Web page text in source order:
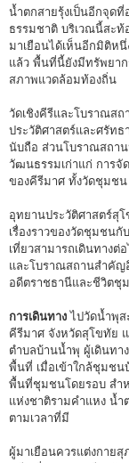
น้ำตกสายรุ้งเป็นอีกจุด
ธรรมชาติ บริเวณนี้สะ
มาเยือนได้เห็นอีกมิติห
แล้ว พื้นที่นี้ยังมีทรัพยาก
สภาพแวดล้อมท้องถิ่น
วัดเชิงคีรีและโบราณส
ประวัติศาสตร์และศรัทธ
นับถือ ส่วนโบราณสถาน
วัฒนธรรมเก่าแก่ การจั
ของคีรีมาศ ทั้งวัดชุมช
อุทยานประวัติศาสตร์สุ
เรื่องราวของวัดชุมชน
เที่ยวสามารถเดินทางต่
และโบราณสถานสำคัญ
อดีตราชธานีและชีวิตชุ
การเดินทาง ไปวัดน้ำพุส
คีรีมาศ จังหวัดสุโขทัย
ตำบลบ้านน้ำพุ ผู้เดินท
พื้นที่ เมื่อเข้าใกล้ชุมชน
พื้นที่ชุมชนโดยรอบ สำห
แห่งชาติรามคำแหง น้ำ
ตามเวลาที่มี
ผู้มาเยือนควรแต่งกายสุ